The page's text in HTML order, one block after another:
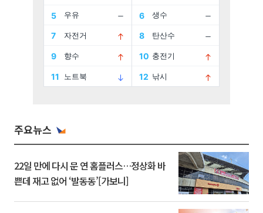
주요뉴스
22일 만에 다시 문 연 홈플러스…정상화 바
쁜데 재고 없어 ‘발동동’[가보니]